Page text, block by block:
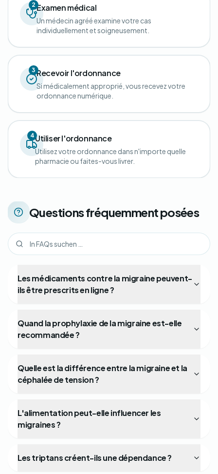
2Examen médical
Un médecin agréé examine votre cas
individuellement et soigneusement.
3 Recevoir l'ordonnance
Si médicalement approprié, vous recevez votre
ordonnance numérique.
4Utiliser l'ordonnance
Utilisez votre ordonnance dans n'importe quelle
pharmacie ou faites-vous livrer.
Questions fréquemment posées
Les médicaments contre la migraine peuvent-
ils être prescrits en ligne ?
Quand la prophylaxie de la migraine est-elle
recommandée ?
Quelle est la différence entre la migraine et la
céphalée de tension ?
L'alimentation peut-elle influencer les
migraines ?
Les triptans créent-ils une dépendance ?